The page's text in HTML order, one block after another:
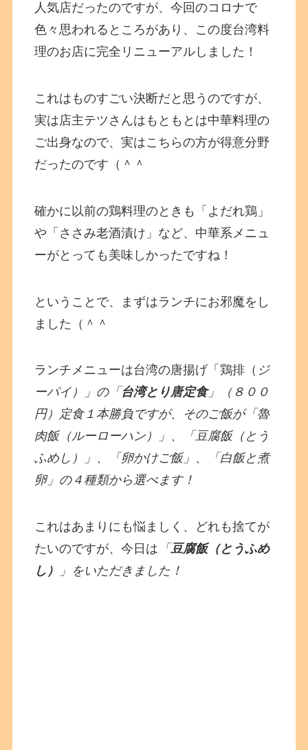
人気店だったのですが、今回のコロナで
色々思われるところがあり、この度台湾料
理のお店に完全リニューアルしました！
これはものすごい決断だと思うのですが、
実は店主テツさんはもともとは中華料理の
ご出身なので、実はこちらの方が得意分野
だったのです（＾＾
確かに以前の鶏料理のときも「よだれ鶏」
や「ささみ老酒漬け」など、中華系メニュ
ーがとっても美味しかったですね！
ということで、まずはランチにお邪魔をし
ました（＾＾
ランチメニューは台湾の唐揚げ「鶏排（ ジ
ーパイ）」の「 台湾とり唐定食」（８００
円）定食１本勝負ですが、そのご飯が「魯
肉飯（ルーローハン）」、「豆腐飯（とう
ふめし）」、「卵かけご飯」、「白飯と煮
卵」の４種類から選べます！
これはあまりにも悩ましく、どれも捨てが
たいのですが、今日は 「豆腐飯（とうふめ
し）
」をいただきました！